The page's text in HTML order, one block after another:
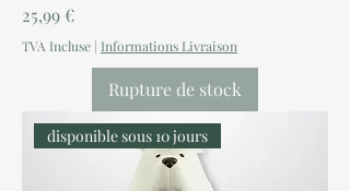
Prix
25,99 €
TVA Incluse | Informations Livraison
Rupture de stock
disponible sous 10 jours